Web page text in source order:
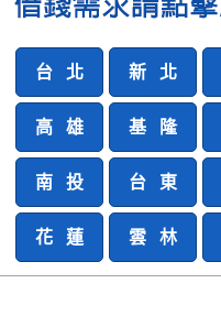
台 北 新 北
高 雄 基 隆
南 投 台 東
花 蓮 雲 林